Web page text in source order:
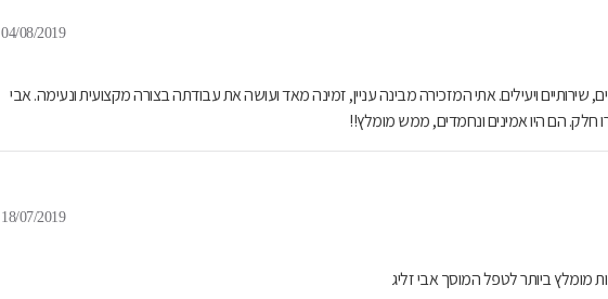
04/08/2019
ויעילים. אתי המזכירה מבינה עניין, זמינה מאד ועושה את עבודתה בצורה מקצועית ונעימה. אבי
הם היו אמינים ונחמדים, ממש מומלץ!!
18/07/2019
מומלץ ביותר לטפל המוסך אבי זליג